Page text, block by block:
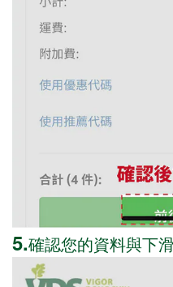
5.確認您的資料與下